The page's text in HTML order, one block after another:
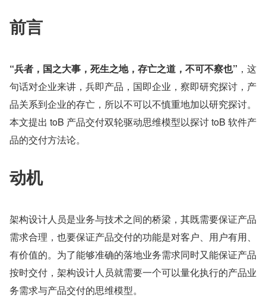
前言
“兵者，国之大事，死生之地，存亡之道，不可不察也” ，这
句话对企业来讲，兵即产品，国即企业，察即研究探讨，产
品关系到企业的存亡，所以不可以不慎重地加以研究探讨。
本文提出 toB 产品交付双轮驱动思维模型以探讨 toB 软件产
品的交付方法论。
动机
架构设计人员是业务与技术之间的桥梁，其既需要保证产品
需求合理，也要保证产品交付的功能是对客户、用户有用、
有价值的。为了能够准确的落地业务需求同时又能保证产品
按时交付，架构设计人员就需要一个可以量化执行的产品业
务需求与产品交付的思维模型。